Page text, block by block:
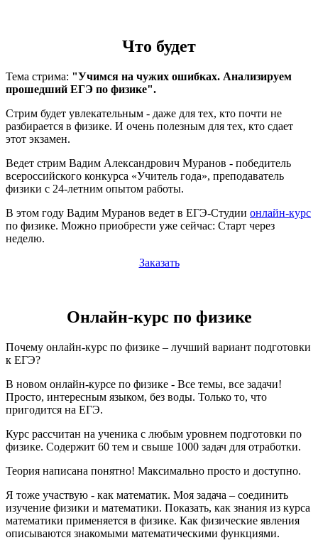
Что будет
Тема стрима: "Учимся на чужих ошибках. Анализируем
прошедший ЕГЭ по физике".
Стрим будет увлекательным - даже для тех, кто почти не
разбирается в физике. И очень полезным для тех, кто сдает
этот экзамен.
Ведет стрим Вадим Александрович Муранов - победитель
всероссийского конкурса «Учитель года», преподаватель
физики с 24-летним опытом работы.
В этом году Вадим Муранов ведет в ЕГЭ-Студии онлайн-курс
по физике. Можно приобрести уже сейчас: Старт через
неделю.
Заказать
Онлайн-курс по физике
Почему онлайн-курс по физике – лучший вариант подготовки
к ЕГЭ?
В новом онлайн-курсе по физике - Все темы, все задачи!
Просто, интересным языком, без воды. Только то, что
пригодится на ЕГЭ.
Курс рассчитан на ученика с любым уровнем подготовки по
физике. Содержит 60 тем и свыше 1000 задач для отработки.
Теория написана понятно! Максимально просто и доступно.
Я тоже участвую - как математик. Моя задача – соединить
изучение физики и математики. Показать, как знания из курса
математики применяется в физике. Как физические явления
описываются знакомыми математическими функциями.